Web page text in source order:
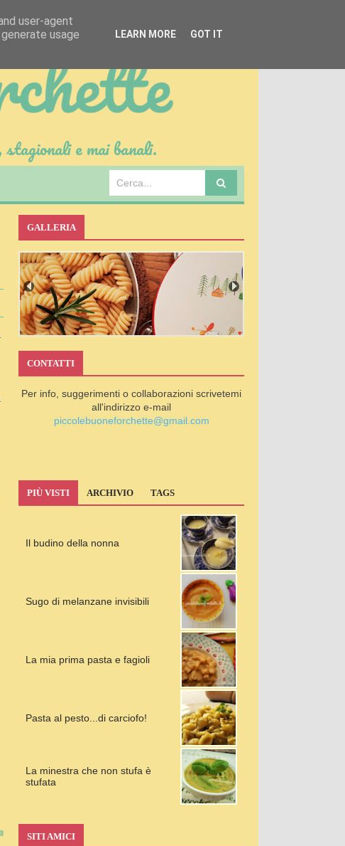
e mai banali.
GALLERIA
CONTATTI
Per info, suggerimenti o collaborazioni scrivetemi
all'indirizzo e-mail
piccolebuoneforchette@gmail.com
PIÙ VISTI ARCHIVIO TAGS
Il budino della nonna
Sugo di melanzane invisibili
La mia prima pasta e fagioli
Pasta al pesto...di carciofo!
La minestra che non stufa è
stufata
SITI AMICI
user-agent
usage
LEARN MORE GOT IT